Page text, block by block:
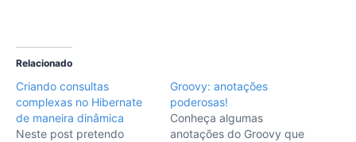
Relacionado
Criando consultas
complexas no Hibernate
de maneira dinâmica
Neste post pretendo
Groovy: anotações
poderosas!
Conheça algumas
anotações do Groovy que